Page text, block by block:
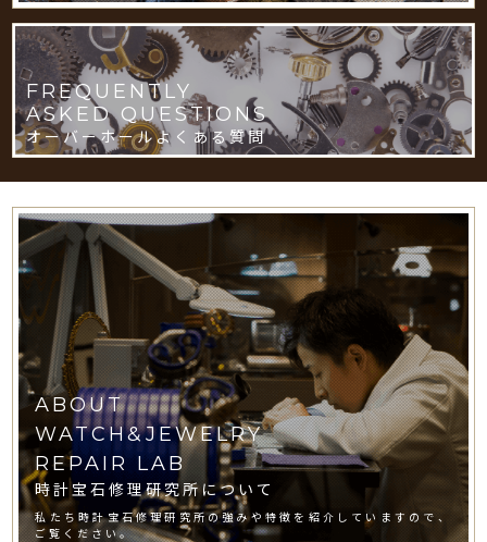
FREQUENTLY
ASKED QUESTIONS
オーバーホールよくある質問
ABOUT
WATCH&JEWELRY
REPAIR LAB
時計宝石修理研究所について
私たち時計宝石修理研究所の強みや特徴を紹介していますので、
ご覧ください。